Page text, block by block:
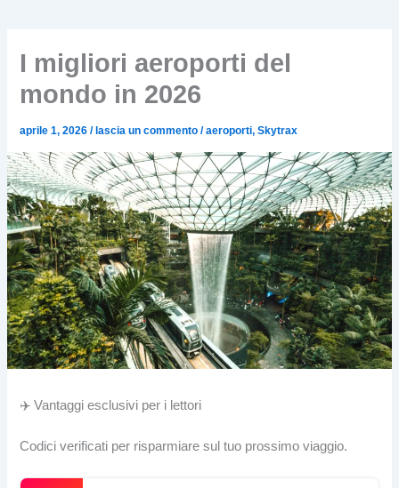
I migliori aeroporti del
mondo in 2026
aprile 1, 2026/ lascia un commento /aeroporti,Skytrax
✈️ Vantaggi esclusivi per i lettori
Codici verificati per risparmiare sul tuo prossimo viaggio.